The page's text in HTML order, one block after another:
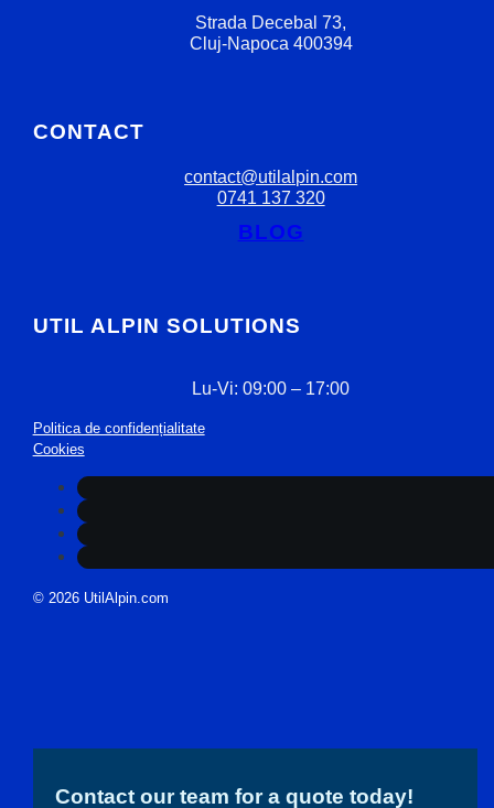
Strada Decebal 73,
Cluj-Napoca 400394
CONTACT
contact@utilalpin.com
0741 137 320
BLOG
UTIL ALPIN SOLUTIONS
Lu-Vi: 09:00 – 17:00
Politica de confidențialitate
Cookies
© 2026 UtilAlpin.com
Contact our team for a quote today!